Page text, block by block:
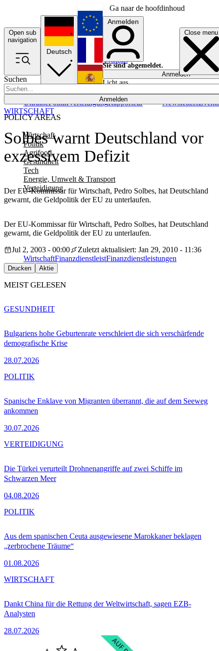
Ga naar de hoofdinhoud
Open sub
navigation
Close menu
Suchen
Anmelden
POLICY AREAS
Wirtschaft
Politik
Agrifood
Gesundheit
Tech
Energie, Umwelt & Transport
Verteidigung
UkrainePolitikVerteidigungRapporteur NewslettersEvents
Deutsch
English
Français
Anmelden
Sie sind abgemeldet.
Anmelden
Licht aus
Solbes warnt Deutschland vor
exzessivem Defizit
Der EU-Kommissar für Wirtschaft, Pedro Solbes, hat Deutschland
gewarnt, die Geldpolitik der EU zu unterlaufen.
WIRTSCHAFT
Der EU-Kommissar für Wirtschaft, Pedro Solbes, hat Deutschland
gewarnt, die Geldpolitik der EU zu unterlaufen.
Jul 2, 2003 - 00:00
Zuletzt aktualisiert: Jan 29, 2010 - 11:36
WirtschaftFinanzdienstleistFinanzdienstleistungen
Drucken Aktie
MEIST GELESEN
Bulgariens hohe Geburtenrate verschleiert die sich verschärfende
demografische Krise
28.07.2026
GESUNDHEIT
Spanische Enklave von Migranten überrannt, die auf dem Seeweg
ankommen
30.07.2026
POLITIK
Die Türkei verurteilt Drohnenangriffe auf zwei Schiffe im
Schwarzen Meer
04.08.2026
VERTEIDIGUNG
Aus dem spanischen Ceuta ausgewiesene Marokkaner beklagen
„zerbrochene Träume“
01.08.2026
POLITIK
Dankt China für die Rettung der Weltwirtschaft, sagen EZB-
Analysten
28.07.2026
WIRTSCHAFT